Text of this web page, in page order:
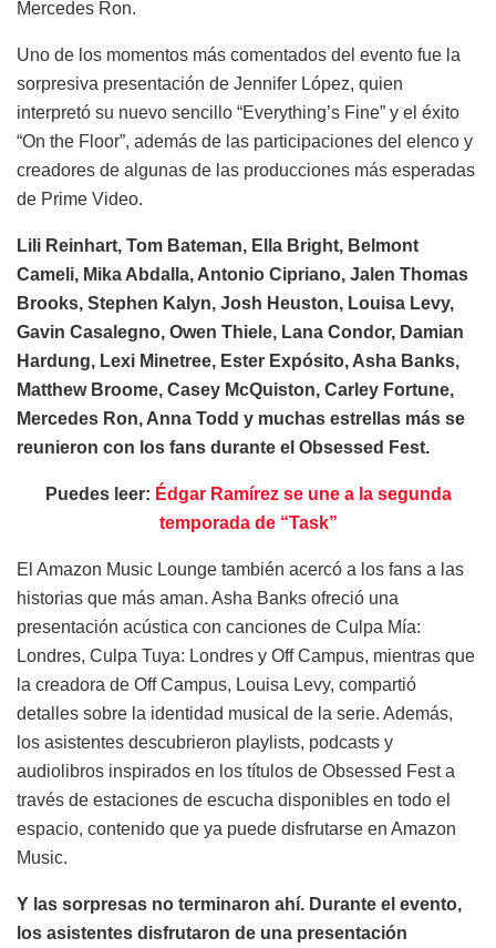
Mercedes Ron.
Uno de los momentos más comentados del evento fue la
sorpresiva presentación de Jennifer López, quien
interpretó su nuevo sencillo “Everything’s Fine” y el éxito
“On the Floor”, además de las participaciones del elenco y
creadores de algunas de las producciones más esperadas
de Prime Video.
Lili Reinhart, Tom Bateman, Ella Bright, Belmont
Cameli, Mika Abdalla, Antonio Cipriano, Jalen Thomas
Brooks, Stephen Kalyn, Josh Heuston, Louisa Levy,
Gavin Casalegno, Owen Thiele, Lana Condor, Damian
Hardung, Lexi Minetree, Ester Expósito, Asha Banks,
Matthew Broome, Casey McQuiston, Carley Fortune,
Mercedes Ron, Anna Todd y muchas estrellas más se
reunieron con los fans durante el Obsessed Fest.
Puedes leer: Édgar Ramírez se une a la segunda
temporada de “Task”
El Amazon Music Lounge también acercó a los fans a las
historias que más aman. Asha Banks ofreció una
presentación acústica con canciones de Culpa Mía:
Londres, Culpa Tuya: Londres y Off Campus, mientras que
la creadora de Off Campus, Louisa Levy, compartió
detalles sobre la identidad musical de la serie. Además,
los asistentes descubrieron playlists, podcasts y
audiolibros inspirados en los títulos de Obsessed Fest a
través de estaciones de escucha disponibles en todo el
espacio, contenido que ya puede disfrutarse en Amazon
Music.
Y las sorpresas no terminaron ahí. Durante el evento,
los asistentes disfrutaron de una presentación